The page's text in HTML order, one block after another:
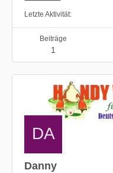
Letzte Aktivität
Beiträge
1
Danny